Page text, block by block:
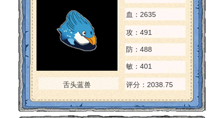
血：2635
攻：491
防：488
敏：401
舌头蓝兽 评分：2038.75